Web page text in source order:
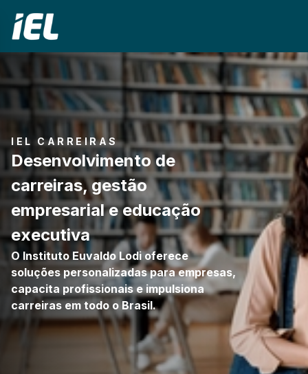
IEL CARREIRAS
Desenvolvimento de
carreiras, gestão
empresarial e educação
executiva
O Instituto Euvaldo Lodi oferece
soluções personalizadas para empresas,
capacita profissionais e impulsiona
carreiras em todo o Brasil.